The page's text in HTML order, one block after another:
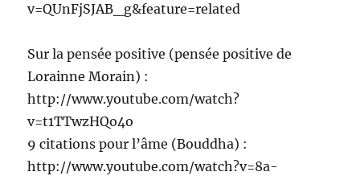
v=QUnFjSJAB_g&feature=related
Sur la pensée positive (pensée positive de
Lorainne Morain) :
http://www.youtube.com/watch?
v=t1TTwzHQo4o
9 citations pour l’âme (Bouddha) :
http://www.youtube.com/watch?v=8a-